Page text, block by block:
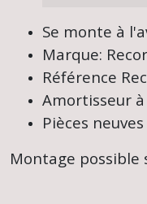
Se monte à
Marque:
Référence
Amortisseur
Pièces
Montage possible